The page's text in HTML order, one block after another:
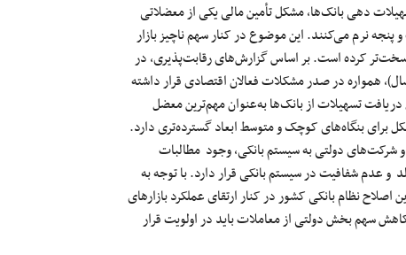
دهیبانک‌ها، مشکلتأمینمالی یکی از معضلاتی
وپنجهنرممی‌کنند. این موضوع در کنار سهم ناچیز بازار
کرده است.بر اساسگزارش‌هایرقابت‌پذیری، در
همواره در صدر مشکلات فعالان اقتصادی قرار داشته
تسهیلات ازبانک‌هابه‌عنوان مهم‌ترین معضل
برای بنگاه‌های کوچک و متوسط ابعادگسترده‌تریدارد.
شرکت‌هایدولتی به سیستم بانکی، وجود مطالبات
و عدم شفافیت در سیستم بانکی قرار دارد. با توجه به
نظام بانکی کشور در کنار ارتقای عملکرد بازارهای
سهم بخش دولتی از معاملات باید در اولویت قرار